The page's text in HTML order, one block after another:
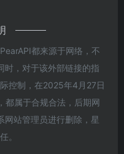
都来源于网络，不
时，对于该外部链接的指
控制，在2025年4月27日
都属于合规合法，后期网
网站管理员进行删除，星
。